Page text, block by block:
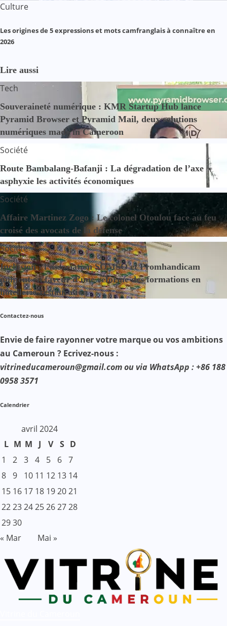
Culture
Les origines de 5 expressions et mots camfranglais à connaître en
2026
Lire aussi
Tech
Souveraineté numérique : KMR Startup Hub lance
Pyramid Browser et Pyramid Mail, deux solutions
numériques made in Cameroon
Société
Route Bambalang-Bafanji : La dégradation de l’axe
asphyxie les activités économiques
Société
Affaire Martinez Zogo : Le colonel Otoulou face au feu
croisé des avocats de la défense
Société
Inclusion : l’association SOMSO et Promhandicam
militent en faveur d’une réforme des formations en
hôtellerie-restauration
Contactez-nous
Envie de faire rayonner votre marque ou vos ambitions
au Cameroun ? Ecrivez-nous :
vitrineducameroun@gmail.com ou via WhatsApp : +86 188
0958 3571
Calendrier
avril 2024
L M M J V S D
1
2 3 4 5 6 7
8 9 10 11 12 13 14
15 16 17 18 192021
22232425262728
2930
« Mar
Mai »